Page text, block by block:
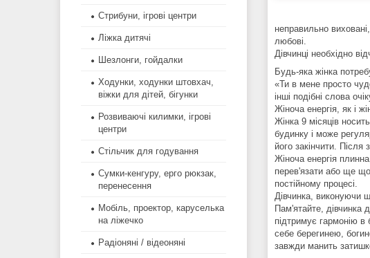
неправильно
любові.
Дівчинці необхідно
Будь-яка жінка
«Ти в мене просто
інші подібні слова
Жіноча енергія, як і
Жінка 9 місяців
будинку і може
його закінчити.
Жіноча енергія
перев'язати або ще
постійному процесі.
Дівчинка, виконуючи
Пам'ятайте, дівчинка
підтримує гармонію в
себе берегинею,
завжди манить
Стрибуни, ігрові центри
Ліжка дитячі
Шезлонги, гойдалки
Ходунки, ходунки штовхач,
віжки для дітей, бігунки
Розвиваючі килимки, ігрові
центри
Стільчик для годування
Сумки-кенгуру, ерго рюкзак,
перенесення
Мобіль, проектор, каруселька
на ліжечко
Радіоняні / відеоняні